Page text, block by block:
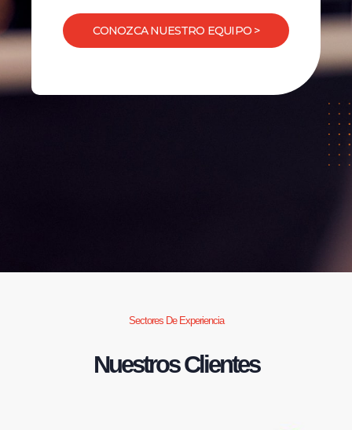
CONOZCA NUESTRO EQUIPO >
Sectores De Experiencia
Nuestros Clientes